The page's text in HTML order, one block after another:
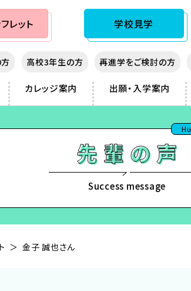
レット 学校見学
高校3年生の方 再進学をご検討の方
カレッジ案内
ノベルス・シナリオ
出願・入学案内
那覇
フランス
Success message
金子 誠也さん